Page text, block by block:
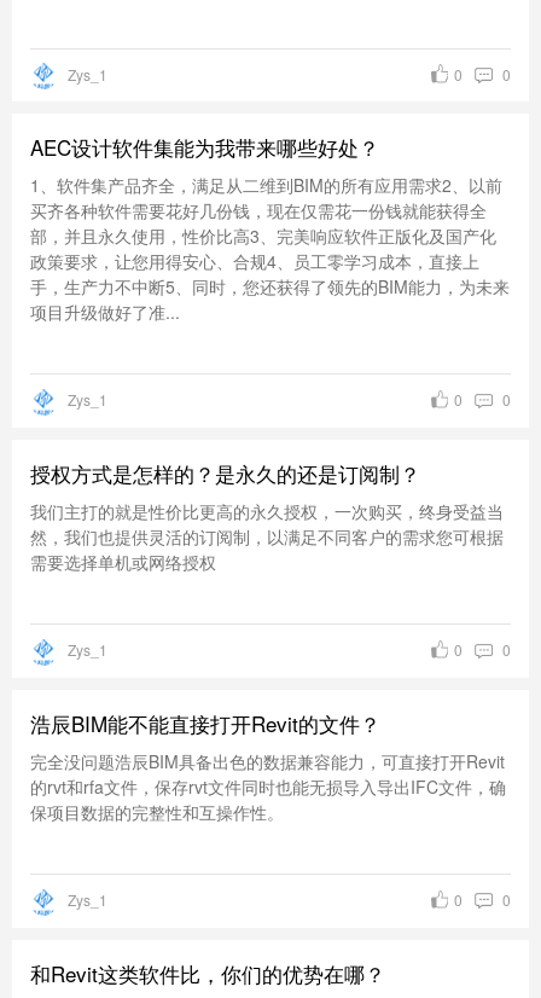
Zys_1 0
0
AEC设计软件集能为我带来哪些好处？
1、软件集产品齐全，满足从二维到BIM的所有应用需求2、以前
买齐各种软件需要花好几份钱，现在仅需花一份钱就能获得全
部，并且永久使用，性价比高3、完美响应软件正版化及国产化
政策要求，让您用得安心、合规4、员工零学习成本，直接上
手，生产力不中断5、同时，您还获得了领先的BIM能力，为未来
项目升级做好了准...
Zys_1 0
0
授权方式是怎样的？是永久的还是订阅制？
我们主打的就是性价比更高的永久授权，一次购买，终身受益当
然，我们也提供灵活的订阅制，以满足不同客户的需求您可根据
需要选择单机或网络授权
Zys_1 0
0
浩辰BIM能不能直接打开Revit的文件？
完全没问题浩辰BIM具备出色的数据兼容能力，可直接打开Revit
的rvt和rfa文件，保存rvt文件同时也能无损导入导出IFC文件，确
保项目数据的完整性和互操作性。
Zys_1 0
0
和Revit这类软件比，你们的优势在哪？